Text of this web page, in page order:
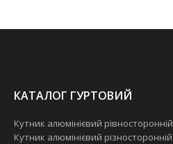
КАТАЛОГ ГУРТОВИЙ
Кутник алюмінієвий рівносторонній
Кутник алюмінієвий різносторонній